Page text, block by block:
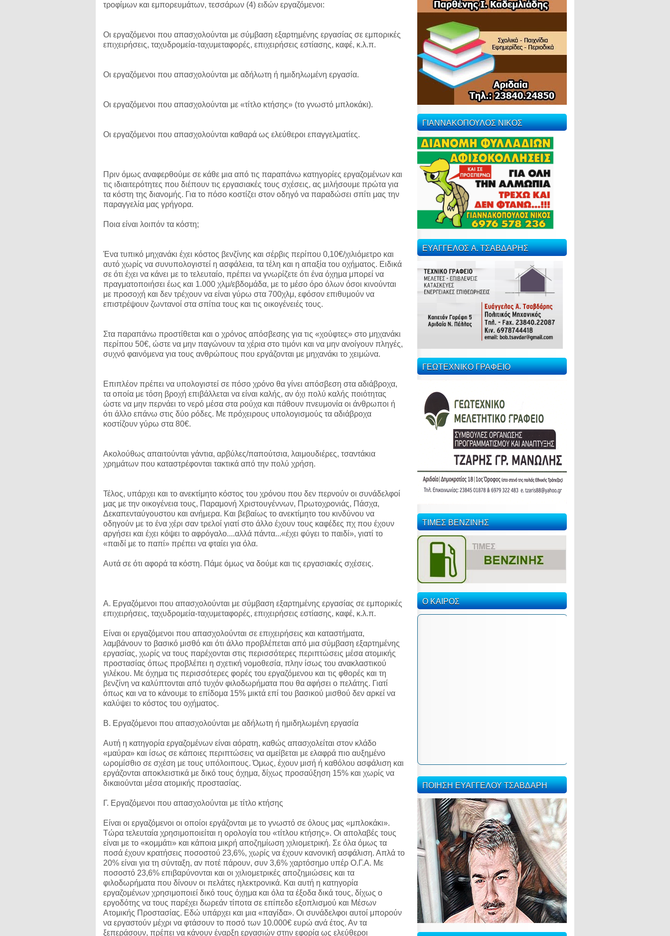
τροφίμων και εμπορευμάτων, τεσσάρων (4) ειδών εργαζόμενοι:
Οι εργαζόμενοι που απασχολούνται με σύμβαση εξαρτημένης εργασίας σε εμπορικές
επιχειρήσεις, ταχυδρομεία-ταχυμεταφορές, επιχειρήσεις εστίασης, καφέ, κ.λ.π.
Οι εργαζόμενοι που απασχολούνται με αδήλωτη ή ημιδηλωμένη εργασία.
Οι εργαζόμενοι που απασχολούνται με «τίτλο κτήσης» (το γνωστό μπλοκάκι).
Οι εργαζόμενοι που απασχολούνται καθαρά ως ελεύθεροι επαγγελματίες.
Πριν όμως αναφερθούμε σε κάθε μια από τις παραπάνω κατηγορίες εργαζομένων και
τις ιδιαιτερότητες που διέπουν τις εργασιακές τους σχέσεις, ας μιλήσουμε πρώτα για
τα κόστη της διανομής. Για το πόσο κοστίζει στον οδηγό να παραδώσει σπίτι μας την
παραγγελία μας γρήγορα.
Ποια είναι λοιπόν τα κόστη;
Ένα τυπικό μηχανάκι έχει κόστος βενζίνης και σέρβις περίπου 0,10€/χιλιόμετρο και
αυτό χωρίς να συνυπολογιστεί η ασφάλεια, τα τέλη και η απαξία του οχήματος. Ειδικά
σε ότι έχει να κάνει με το τελευταίο, πρέπει να γνωρίζετε ότι ένα όχημα μπορεί να
πραγματοποιήσει έως και 1.000 χλμ/εβδομάδα, με το μέσο όρο όλων όσοι κινούνται
με προσοχή και δεν τρέχουν να είναι γύρω στα 700χλμ, εφόσον επιθυμούν να
επιστρέψουν ζωντανοί στα σπίτια τους και τις οικογένειές τους.
Στα παραπάνω προστίθεται και ο χρόνος απόσβεσης για τις «χούφτες» στο μηχανάκι
περίπου 50€, ώστε να μην παγώνουν τα χέρια στο τιμόνι και να μην ανοίγουν πληγές,
συχνό φαινόμενα για τους ανθρώπους που εργάζονται με μηχανάκι το χειμώνα.
Επιπλέον πρέπει να υπολογιστεί σε πόσο χρόνο θα γίνει απόσβεση στα αδιάβροχα,
τα οποία με τόση βροχή επιβάλλεται να είναι καλής, αν όχι πολύ καλής ποιότητας
ώστε να μην περνάει το νερό μέσα στα ρούχα και πάθουν πνευμονία οι άνθρωποι ή
ότι άλλο επάνω στις δύο ρόδες. Με πρόχειρους υπολογισμούς τα αδιάβροχα
κοστίζουν γύρω στα 80€.
Ακολούθως απαιτούνται γάντια, αρβύλες/παπούτσια, λαιμουδιέρες, τσαντάκια
χρημάτων που καταστρέφονται τακτικά από την πολύ χρήση.
Τέλος, υπάρχει και το ανεκτίμητο κόστος του χρόνου που δεν περνούν οι συνάδελφοί
μας με την οικογένεια τους, Παραμονή Χριστουγέννων, Πρωτοχρονιάς, Πάσχα,
Δεκαπενταύγουστου και ανήμερα. Και βεβαίως το ανεκτίμητο του κινδύνου να
οδηγούν με το ένα χέρι σαν τρελοί γιατί στο άλλο έχουν τους καφέδες πχ που έχουν
αργήσει και έχει κόψει το αφρόγαλο....αλλά πάντα...«έχει φύγει το παιδί», γιατί το
«παιδί με το παπί» πρέπει να φταίει για όλα.
Αυτά σε ότι αφορά τα κόστη. Πάμε όμως να δούμε και τις εργασιακές σχέσεις.
Α. Εργαζόμενοι που απασχολούνται με σύμβαση εξαρτημένης εργασίας σε εμπορικές
επιχειρήσεις, ταχυδρομεία-ταχυμεταφορές, επιχειρήσεις εστίασης, καφέ, κ.λ.π.
Είναι οι εργαζόμενοι που απασχολούνται σε επιχειρήσεις και καταστήματα,
λαμβάνουν το βασικό μισθό και ότι άλλο προβλέπεται από μια σύμβαση εξαρτημένης
εργασίας, χωρίς να τους παρέχονται στις περισσότερες περιπτώσεις μέσα ατομικής
προστασίας όπως προβλέπει η σχετική νομοθεσία, πλην ίσως του ανακλαστικού
γιλέκου. Με όχημα τις περισσότερες φορές του εργαζόμενου και τις φθορές και τη
βενζίνη να καλύπτονται από τυχόν φιλοδωρήματα που θα αφήσει ο πελάτης. Γιατί
όπως και να το κάνουμε το επίδομα 15% μικτά επί του βασικού μισθού δεν αρκεί να
καλύψει το κόστος του οχήματος.
Β. Εργαζόμενοι που απασχολούνται με αδήλωτη ή ημιδηλωμένη εργασία
Αυτή η κατηγορία εργαζομένων είναι αόρατη, καθώς απασχολείται στον κλάδο
«μαύρα» και ίσως σε κάποιες περιπτώσεις να αμείβεται με ελαφρά πιο αυξημένο
ωρομίσθιο σε σχέση με τους υπόλοιπους. Όμως, έχουν μισή ή καθόλου ασφάλιση και
εργάζονται αποκλειστικά με δικό τους όχημα, δίχως προσαύξηση 15% και χωρίς να
δικαιούνται μέσα ατομικής προστασίας.
Γ. Εργαζόμενοι που απασχολούνται με τίτλο κτήσης
Είναι οι εργαζόμενοι οι οποίοι εργάζονται με το γνωστό σε όλους μας «μπλοκάκι».
Τώρα τελευταία χρησιμοποιείται η ορολογία του «τίτλου κτήσης». Οι απολαβές τους
είναι με το «κομμάτι» και κάποια μικρή αποζημίωση χιλιομετρική. Σε όλα όμως τα
ποσά έχουν κρατήσεις ποσοστού 23,6%, χωρίς να έχουν κανονική ασφάλιση. Απλά το
20% είναι για τη σύνταξη, αν ποτέ πάρουν, συν 3,6% χαρτόσημο υπέρ Ο.Γ.Α. Με
ποσοστό 23,6% επιβαρύνονται και οι χιλιομετρικές αποζημιώσεις και τα
φιλοδωρήματα που δίνουν οι πελάτες ηλεκτρονικά. Και αυτή η κατηγορία
εργαζομένων χρησιμοποιεί δικό τους όχημα και όλα τα έξοδα δικά τους, δίχως ο
εργοδότης να τους παρέχει δωρεάν τίποτα σε επίπεδο εξοπλισμού και Μέσων
Ατομικής Προστασίας. Εδώ υπάρχει και μια «παγίδα». Οι συνάδελφοι αυτοί μπορούν
να εργαστούν μέχρι να φτάσουν το ποσό των 10.000€ ευρώ ανά έτος. Αν τα
ξεπεράσουν, πρέπει να κάνουν έναρξη εργασιών στην εφορία ως ελεύθεροι
ΓΙΑΝΝΑΚΟΠΟΥΛΟΣ ΝΙΚΟΣ
ΕΥΑΓΓΕΛΟΣ Α. ΤΣΑΒΔΑΡΗΣ
ΓΕΩΤΕΧΝΙΚΟ ΓΡΑΦΕΙΟ
ΤΙΜΕΣ ΒΕΝΖΙΝΗΣ
Ο ΚΑΙΡΟΣ
ΠΟΙΗΣΗ ΕΥΑΓΓΕΛΟΥ ΤΣΑΒΔΑΡΗ